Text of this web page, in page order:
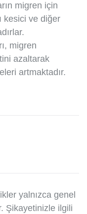
migren için
kesici ve diğer
migren
azaltarak
artmaktadır.
yalnızca genel
Şikayetinizle ilgili